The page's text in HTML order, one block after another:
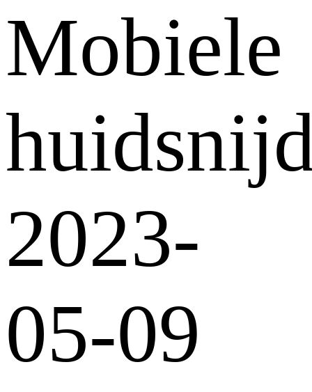
Mobiele
2023-
05-09